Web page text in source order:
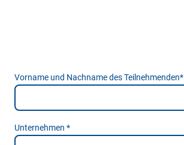
Vorname und Nachname des Teilnehmenden*
Unternehmen *